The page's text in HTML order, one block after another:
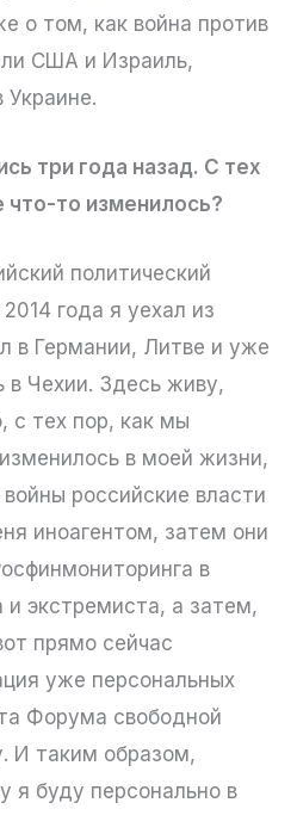
о том, как война против
США и Израиль,
Украине.
три года назад. С тех
что-то изменилось?
политический
года я уехал из
в Германии, Литве и уже
в Чехии. Здесь живу,
с тех пор, как мы
в моей жизни,
российские власти
иноагентом, затем они
в
и экстремиста, а затем,
прямо сейчас
уже персональных
Форума свободной
И таким образом,
я буду персонально в